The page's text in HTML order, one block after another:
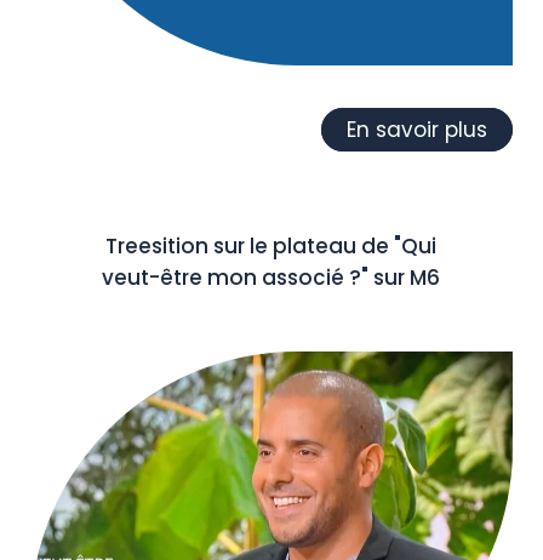
Treesition sur le plateau de "Qui
veut-être mon associé ?" sur M6
En savoir plus